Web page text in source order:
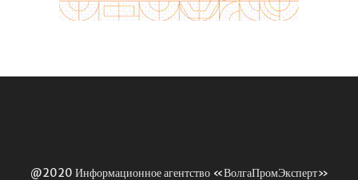
@2020 Информационное агентство «ВолгаПромЭксперт»